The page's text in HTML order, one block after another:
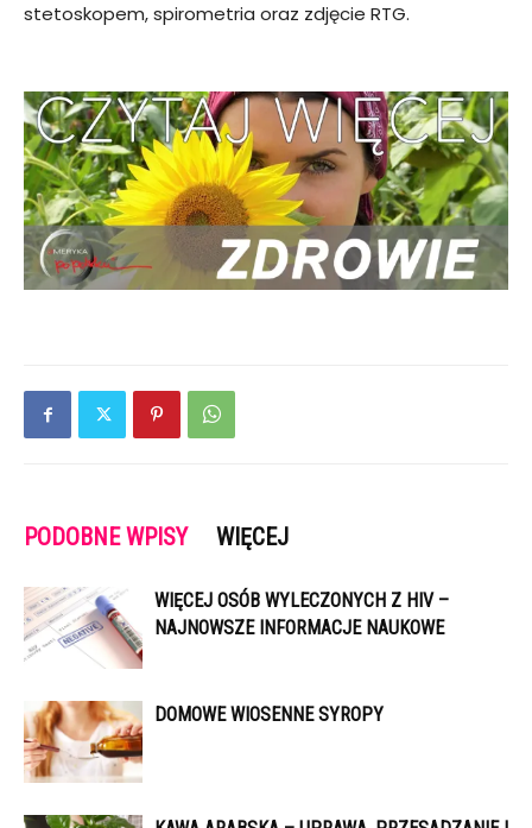
stetoskopem, spirometria oraz zdjęcie RTG.
PODOBNE WPISY WIĘCEJ
WIĘCEJ OSÓB WYLECZONYCH Z HIV –
NAJNOWSZE INFORMACJE NAUKOWE
DOMOWE WIOSENNE SYROPY